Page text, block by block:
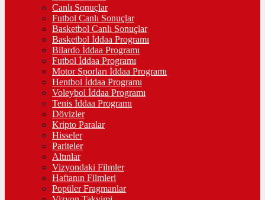
Canlı Sonuçlar
Futbol Canlı Sonuçlar
Basketbol Canlı Sonuçlar
Basketbol İddaa Programı
Bilardo İddaa Programı
Futbol İddaa Programı
Motor Sporları İddaa Programı
Hentbol İddaa Programı
Voleybol İddaa Programı
Tenis İddaa Programı
Dövizler
Kripto Paralar
Hisseler
Pariteler
Altınlar
Vizyondaki Filmler
Haftanın Filmleri
Popüler Fragmanlar